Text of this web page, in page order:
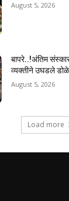
August 5, 2026
बापरे..!अंतिम
व्यक्तीने उघडले
August 5, 2026
Load more